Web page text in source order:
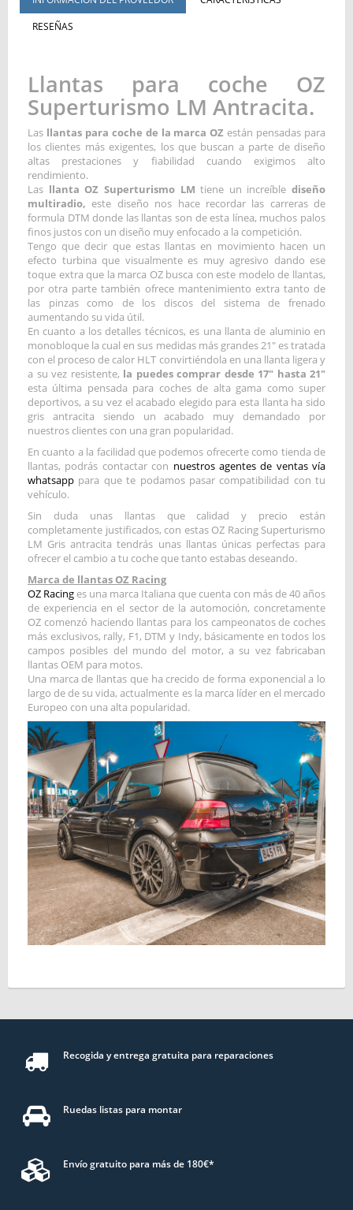
RESEÑAS
Llantas para coche OZ
Superturismo LM Antracita.
Las llantas para coche de la marca OZ están pensadas para
los clientes más exigentes, los que buscan a parte de diseño
altas prestaciones y fiabilidad cuando exigimos alto
rendimiento.
Las llanta OZ Superturismo LM tiene un increíble diseño
multiradio, este diseño nos hace recordar las carreras de
formula DTM donde las llantas son de esta línea, muchos palos
finos justos con un diseño muy enfocado a la competición.
Tengo que decir que estas llantas en movimiento hacen un
efecto turbina que visualmente es muy agresivo dando ese
toque extra que la marca OZ busca con este modelo de llantas,
por otra parte también ofrece mantenimiento extra tanto de
las pinzas como de los discos del sistema de frenado
aumentando su vida útil.
En cuanto a los detalles técnicos, es una llanta de aluminio en
monobloque la cual en sus medidas más grandes 21" es tratada
con el proceso de calor HLT convirtiéndola en una llanta ligera y
a su vez resistente, la puedes comprar desde 17" hasta 21"
esta última pensada para coches de alta gama como super
deportivos, a su vez el acabado elegido para esta llanta ha sido
gris antracita siendo un acabado muy demandado por
nuestros clientes con una gran popularidad.
En cuanto a la facilidad que podemos ofrecerte como tienda de
llantas, podrás contactar con nuestros agentes de ventas vía
whatsapp para que te podamos pasar compatibilidad con tu
vehículo.
Sin duda unas llantas que calidad y precio están
completamente justificados, con estas OZ Racing Superturismo
LM Gris antracita tendrás unas llantas únicas perfectas para
ofrecer el cambio a tu coche que tanto estabas deseando.
Marca de llantas OZ Racing
OZ Racing es una marca Italiana que cuenta con más de 40 años
de experiencia en el sector de la automoción, concretamente
OZ comenzó haciendo llantas para los campeonatos de coches
más exclusivos, rally, F1, DTM y Indy, básicamente en todos los
campos posibles del mundo del motor, a su vez fabricaban
llantas OEM para motos.
Una marca de llantas que ha crecido de forma exponencial a lo
largo de de su vida, actualmente es la marca líder en el mercado
Europeo con una alta popularidad.
Recogida y entrega gratuita para reparaciones
Ruedas listas para montar
Envío gratuito para más de 180€*